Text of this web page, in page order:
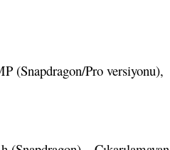
(Snapdragon/Pro versiyonu),